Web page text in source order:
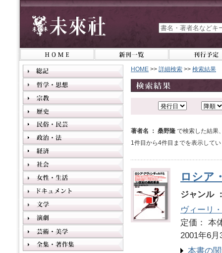
HOME >> 詳細検索 >> 検索結果
著者名 ： 桑野隆 で検索した結果
1件目から4件目までを表示して
ロシア
ジャンル
ヴィーリ
定価：
2001年6月
本書の